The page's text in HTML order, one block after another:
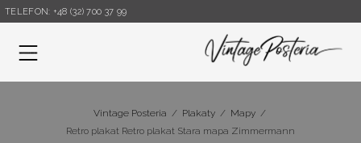
TELEFON: +48 (32) 700 37 99
Menu
Vintage Posteria / Plakaty / Mapy /
Retro plakat Retro plakat Stara mapa Zimmermann